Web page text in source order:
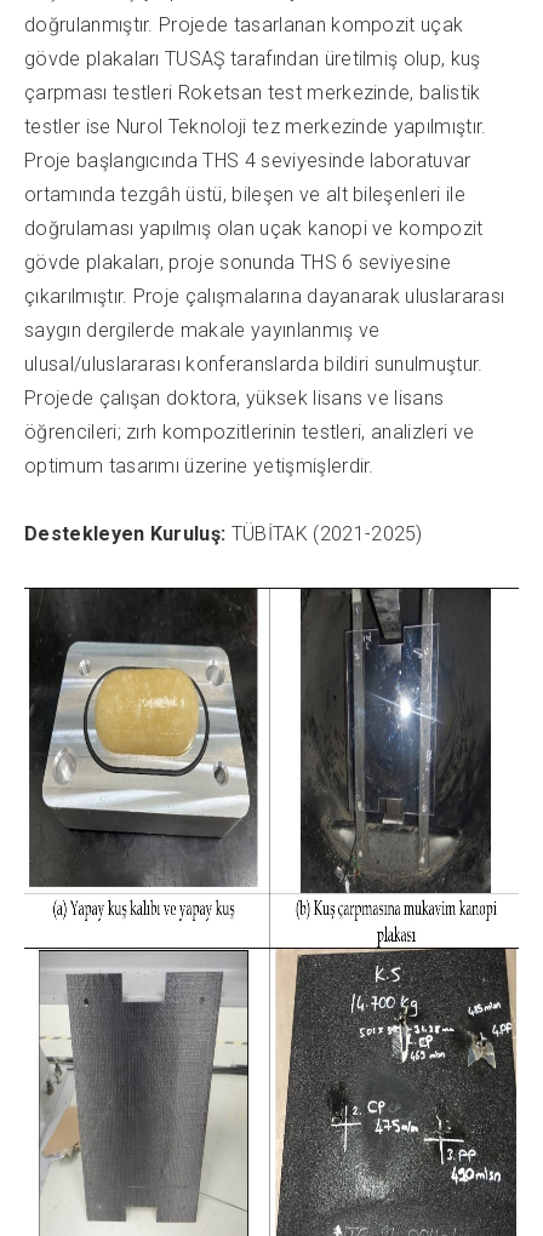
doğrulanmıştır. Projede tasarlanan kompozit uçak
gövde plakaları TUSAŞ tarafından üretilmiş olup, kuş
çarpması testleri Roketsan test merkezinde, balistik
testler ise Nurol Teknoloji tez merkezinde yapılmıştır.
Proje başlangıcında THS 4 seviyesinde laboratuvar
ortamında tezgâh üstü, bileşen ve alt bileşenleri ile
doğrulaması yapılmış olan uçak kanopi ve kompozit
gövde plakaları, proje sonunda THS 6 seviyesine
çıkarılmıştır. Proje çalışmalarına dayanarak uluslararası
saygın dergilerde makale yayınlanmış ve
ulusal/uluslararası konferanslarda bildiri sunulmuştur.
Projede çalışan doktora, yüksek lisans ve lisans
öğrencileri; zırh kompozitlerinin testleri, analizleri ve
optimum tasarımı üzerine yetişmişlerdir.
Destekleyen Kuruluş: TÜBİTAK (2021-2025)